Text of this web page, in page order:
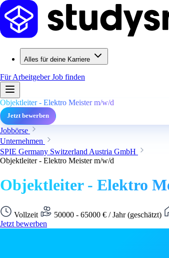
Alles für deine Karriere
Für ArbeitgeberJob finden
Objektleiter - Elektro Meister m/w/d
Jetzt bewerben
Jobbörse
Unternehmen
SPIE Germany Switzerland Austria GmbH
Objektleiter - Elektro Meister m/w/d
Objektleiter - Elektro
Vollzeit 50000 - 65000 € / Jahr (geschätzt)
Jetzt bewerben